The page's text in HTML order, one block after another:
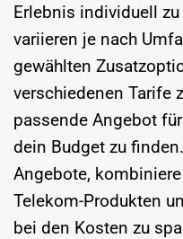
Erlebnis individuell
variieren je nach
gewählten
verschiedenen Tarife
passende Angebot
dein Budget zu
Angebote,
Telekom-Produkten
bei den Kosten zu